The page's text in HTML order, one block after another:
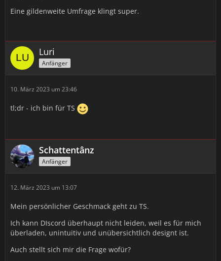
Eine gildenweite Umfrage klingt super.
Luri
Anfänger
10. März 2023 um 23:46
tl;dr - ich bin für TS
Schattentânz
Anfänger
12. März 2023 um 13:07
Mein persönlicher Geschmack geht zu TS.
Ich kann DIscord überhaupt nicht leiden, weil es für mich
überladen, unintuitiv und unübersichtlich designt ist.
Auch stellt sich mir die Frage wofür?